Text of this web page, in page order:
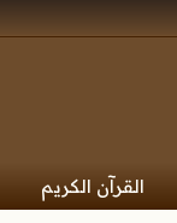
القرآن الكريم